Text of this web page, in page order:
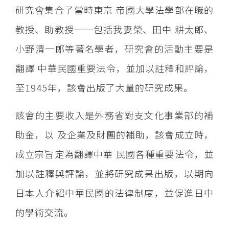
研究會集合了當時東京 帝國大學法學部在職的
教授、助教授──包括我妻榮、田中 耕太郎、
小野清一郎等著名學者，研究會的活動主要是
翻譯 中華民國重要法令，並加以註釋和評論，
至1945年，該會出版了大量的研究成果。
該會的主要收入是外務省對支文化事業部的補
助金，以 及企業及財團的補助，該會成立時，
成立宗旨定為翻譯中華 民國各種重要法令，並
加以註釋與評論，並將研究成果出版，以期向
日本人介紹中華民國的法律制度，並促進日中
的學術交流。